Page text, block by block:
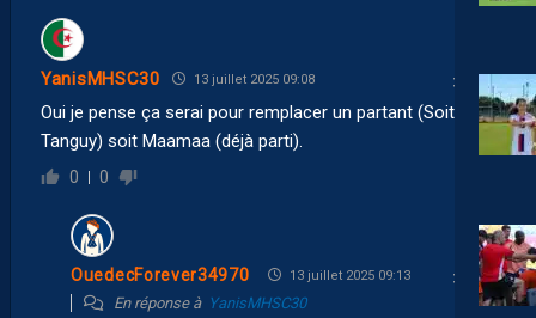
YanisMHSC30 13 juillet 2025 09:08
Oui je pense ça serai pour remplacer un partant (Soit
Tanguy) soit Maamaa (déjà parti).
0 0
OuedecForever34970 13 juillet 2025 09:13
En réponse à YanisMHSC30